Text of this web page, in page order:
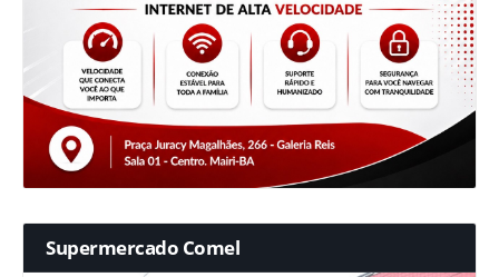
Supermercado Comel